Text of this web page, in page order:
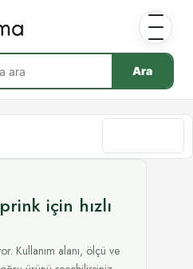
Ara
için hızlı
Kullanım alanı, ölçü ve